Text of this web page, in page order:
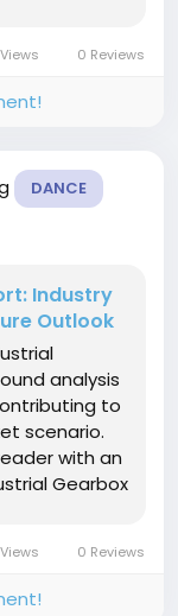
as well
0 Reviews
DANCE
Industry
Outlook
analysis
to
scenario.
with an
Gearbox
0 Reviews